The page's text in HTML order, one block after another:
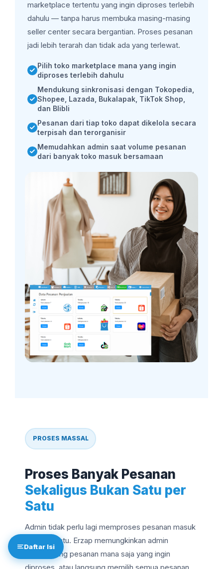
marketplace tertentu yang ingin diproses terlebih
dahulu — tanpa harus membuka masing-masing
seller center secara bergantian. Proses pesanan
jadi lebih terarah dan tidak ada yang terlewat.
Pilih toko marketplace mana yang ingin
diproses terlebih dahulu
Mendukung sinkronisasi dengan Tokopedia,
Shopee, Lazada, Bukalapak, TikTok Shop,
dan Blibli
Pesanan dari tiap toko dapat dikelola secara
terpisah dan terorganisir
Memudahkan admin saat volume pesanan
dari banyak toko masuk bersamaan
PROSES MASSAL
Proses Banyak Pesanan
Sekaligus Bukan Satu per
Satu
Admin tidak perlu lagi memproses pesanan masuk
satu per satu. Erzap memungkinkan admin
mencentang pesanan mana saja yang ingin
diproses, atau langsung memilih semua pesanan
Daftar Isi